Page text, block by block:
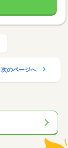
次のページへ